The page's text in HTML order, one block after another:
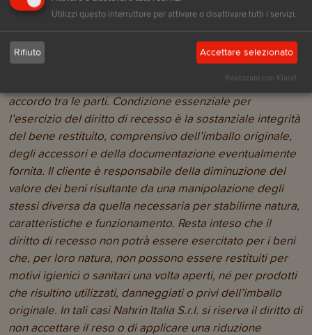
somme eventualmente versate a qualsiasi titolo in
già ricevuto la merce, egli sarà tenuto a restituirla a
propria cura e spese entro quattordici giorni di
calendario dalla data di ricevimento, salvo diverso
accordo tra le parti. Condizione essenziale per
l’esercizio del diritto di recesso è la sostanziale integrità
del bene restituito, comprensivo dell’imballo originale,
degli accessori e della documentazione eventualmente
fornita. Il cliente è responsabile della diminuzione del
valore dei beni risultante da una manipolazione degli
stessi diversa da quella necessaria per stabilirne natura,
caratteristiche e funzionamento. Resta inteso che il
diritto di recesso non potrà essere esercitato per i beni
che, per loro natura, non possono essere restituiti per
motivi igienici o sanitari una volta aperti, né per prodotti
che risultino utilizzati, danneggiati o privi dell’imballo
originale. In tali casi Nahrin Italia S.r.l. si riserva il diritto di
non accettare il reso o di applicare una riduzione
Utilizzi questo interruttore per attivare o disattivare tutti i servizi.
Rifiuto Accettare selezionato
Realizzato con Klaro!